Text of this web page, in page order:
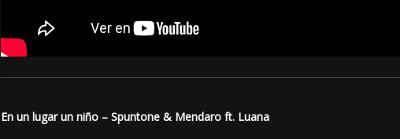
En un lugar un niño – Spuntone & Mendaro ft. Luana